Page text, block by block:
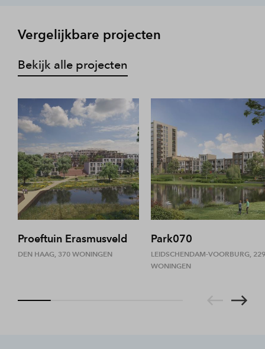
Vergelijkbare projecten
Bekijk alle projecten
Proeftuin Erasmusveld
DEN HAAG, 370 WONINGEN
Park070
LEIDSCHENDAM-VOORBURG, 229
WONINGEN